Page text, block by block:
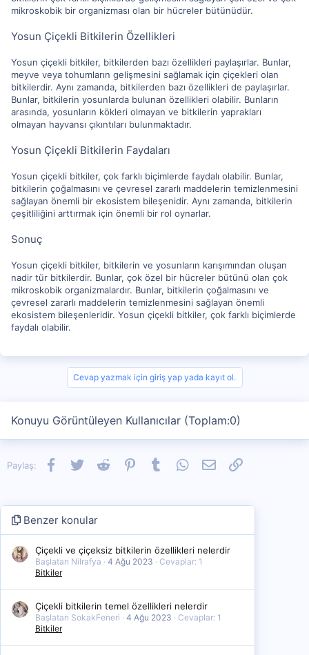
mikroskobik bir organizması olan bir hücreler bütünüdür.
Yosun Çiçekli Bitkilerin Özellikleri
Yosun çiçekli bitkiler, bitkilerden bazı özellikleri paylaşırlar. Bunlar,
meyve veya tohumların gelişmesini sağlamak için çiçekleri olan
bitkilerdir. Aynı zamanda, bitkilerden bazı özellikleri de paylaşırlar.
Bunlar, bitkilerin yosunlarda bulunan özellikleri olabilir. Bunların
arasında, yosunların kökleri olmayan ve bitkilerin yaprakları
olmayan hayvansı çıkıntıları bulunmaktadır.
Yosun Çiçekli Bitkilerin Faydaları
Yosun çiçekli bitkiler, çok farklı biçimlerde faydalı olabilir. Bunlar,
bitkilerin çoğalmasını ve çevresel zararlı maddelerin temizlenmesini
sağlayan önemli bir ekosistem bileşenidir. Aynı zamanda, bitkilerin
çeşitliliğini arttırmak için önemli bir rol oynarlar.
Sonuç
Yosun çiçekli bitkiler, bitkilerin ve yosunların karışımından oluşan
nadir tür bitkilerdir. Bunlar, çok özel bir hücreler bütünü olan çok
mikroskobik organizmalardır. Bunlar, bitkilerin çoğalmasını ve
çevresel zararlı maddelerin temizlenmesini sağlayan önemli
ekosistem bileşenleridir. Yosun çiçekli bitkiler, çok farklı biçimlerde
faydalı olabilir.
Cevap yazmak için giriş yap yada kayıt ol.
Konuyu Görüntüleyen Kullanıcılar (Toplam:0)
Paylaş: Facebook
TwitterReddit PinterestTumblrWhatsApp
E-postaLink
Benzer konular
Çiçekli ve çiçeksiz bitkilerin özellikleri nelerdir
Başlatan Nilrafya 4 Ağu 2023
Cevaplar: 1
Bitkiler
Çiçekli bitkilerin temel özellikleri nelerdir
Başlatan SokakFeneri 4 Ağu 2023
Cevaplar: 1
Bitkiler